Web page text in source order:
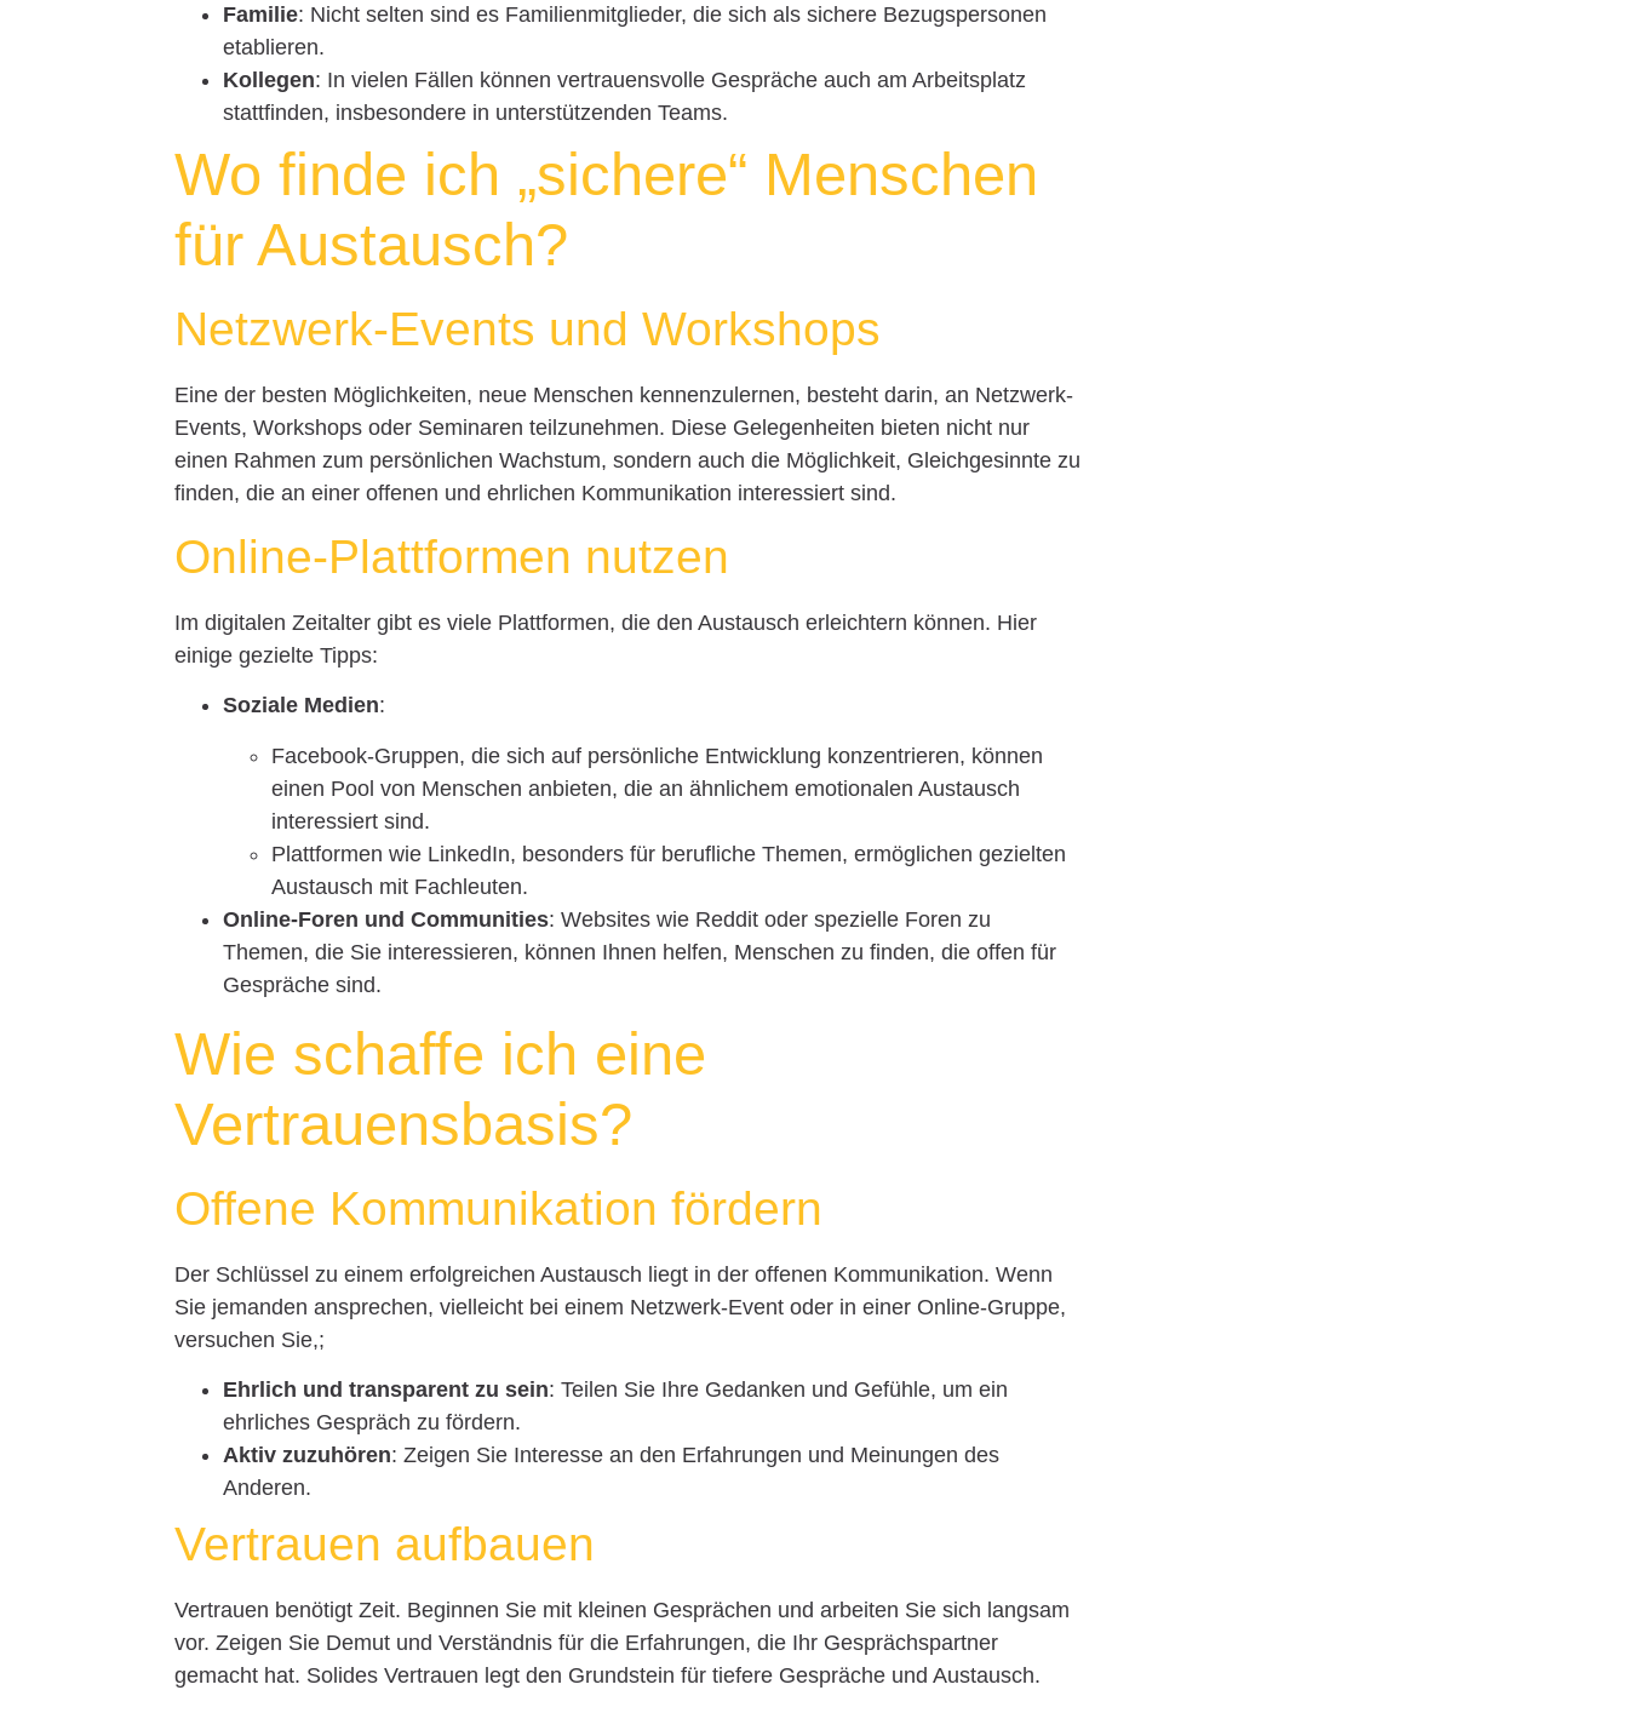
Familie: Nicht selten sind es Familienmitglieder, die sich als sichere Bezugspersonen
etablieren.
Kollegen: In vielen Fällen können vertrauensvolle Gespräche auch am Arbeitsplatz
stattfinden, insbesondere in unterstützenden Teams.
Wo finde ich „sichere“ Menschen
für Austausch?
Netzwerk-Events und Workshops
Eine der besten Möglichkeiten, neue Menschen kennenzulernen, besteht darin, an Netzwerk-
Events, Workshops oder Seminaren teilzunehmen. Diese Gelegenheiten bieten nicht nur
einen Rahmen zum persönlichen Wachstum, sondern auch die Möglichkeit, Gleichgesinnte zu
finden, die an einer offenen und ehrlichen Kommunikation interessiert sind.
Online-Plattformen nutzen
Im digitalen Zeitalter gibt es viele Plattformen, die den Austausch erleichtern können. Hier
einige gezielte Tipps:
Soziale Medien:
Facebook-Gruppen, die sich auf persönliche Entwicklung konzentrieren, können
einen Pool von Menschen anbieten, die an ähnlichem emotionalen Austausch
interessiert sind.
Plattformen wie LinkedIn, besonders für berufliche Themen, ermöglichen gezielten
Austausch mit Fachleuten.
Online-Foren und Communities: Websites wie Reddit oder spezielle Foren zu
Themen, die Sie interessieren, können Ihnen helfen, Menschen zu finden, die offen für
Gespräche sind.
Wie schaffe ich eine
Vertrauensbasis?
Offene Kommunikation fördern
Der Schlüssel zu einem erfolgreichen Austausch liegt in der offenen Kommunikation. Wenn
Sie jemanden ansprechen, vielleicht bei einem Netzwerk-Event oder in einer Online-Gruppe,
versuchen Sie,;
Ehrlich und transparent zu sein: Teilen Sie Ihre Gedanken und Gefühle, um ein
ehrliches Gespräch zu fördern.
Aktiv zuzuhören: Zeigen Sie Interesse an den Erfahrungen und Meinungen des
Anderen.
Vertrauen aufbauen
Vertrauen benötigt Zeit. Beginnen Sie mit kleinen Gesprächen und arbeiten Sie sich langsam
vor. Zeigen Sie Demut und Verständnis für die Erfahrungen, die Ihr Gesprächspartner
gemacht hat. Solides Vertrauen legt den Grundstein für tiefere Gespräche und Austausch.